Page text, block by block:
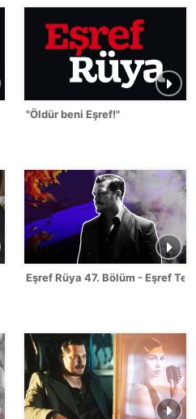
"Öldür beni Eşref!"
Eşref Rüya 47. Bölüm - Eşref